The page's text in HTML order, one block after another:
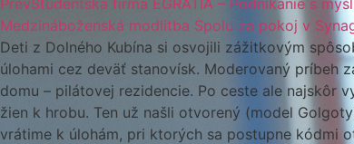
PrevŠtudentská firma EGRATIA – Podnikanie s
Medzináboženská modlitba Spolu za pokoj v
Deti z Dolného Kubína si osvojili zážitkovým
úlohami cez deväť stanovísk. Moderovaný príbeh
domu – pilátovej rezidencie. Po ceste ale najskôr
žien k hrobu. Ten už našli otvorený (model
vrátime k úlohám, pri ktorých sa postupne kódmi